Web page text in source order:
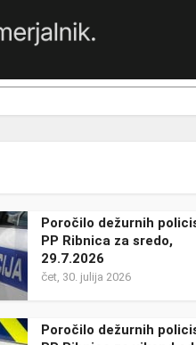
Poročilo dežurnih
PP Ribnica za sredo,
29.7.2026
čet, 30. julija 2026
Poročilo dežurnih